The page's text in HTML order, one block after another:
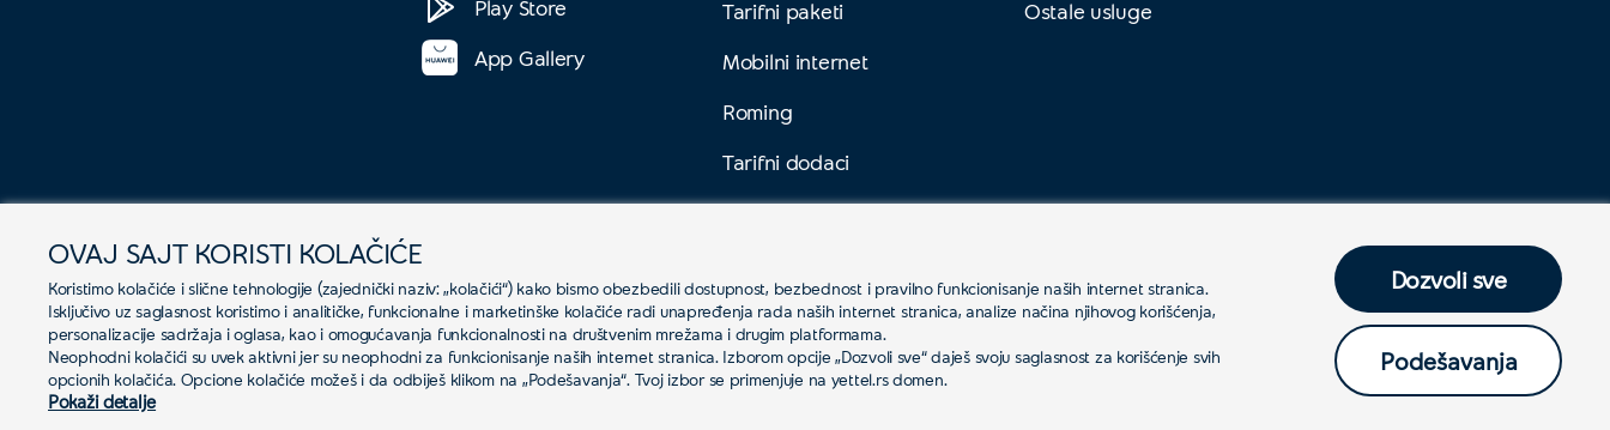
OVAJ SAJT KORISTI KOLAČIĆE
Koristimo kolačiće i slične tehnologije (zajednički naziv: „kolačići“) kako bismo obezbedili dostupnost, bezbednost i pravilno funkcionisanje naših internet stranica.
Isključivo uz saglasnost koristimo i analitičke, funkcionalne i marketinške kolačiće radi unapređenja rada naših internet stranica, analize načina njihovog korišćenja,
personalizacije sadržaja i oglasa, kao i omogućavanja funkcionalnosti na društvenim mrežama i drugim platformama.
Neophodni kolačići su uvek aktivni jer su neophodni za funkcionisanje naših internet stranica. Izborom opcije „Dozvoli sve“ daješ svoju saglasnost za korišćenje svih
opcionih kolačića. Opcione kolačiće možeš i da odbiješ klikom na „Podešavanja“. Tvoj izbor se primenjuje na yettel.rs domen.
Pokaži detalje
Dozvoli sve
Podešavanja
Play Store
App Gallery
Tarifni paketi
Mobilni internet
Roming
Tarifni dodaci
Ostale usluge
© 2026 Yettel Srbija Politika privatnosti